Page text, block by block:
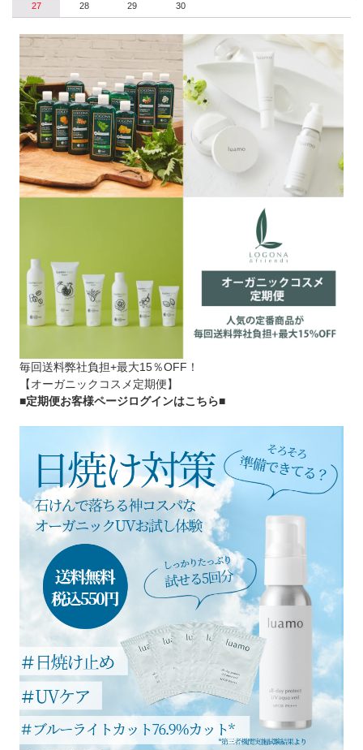
27 28 29 30
毎回送料弊社負担+最大15％OFF！
【オーガニックコスメ定期便】
■定期便お客様ページログインはこちら■